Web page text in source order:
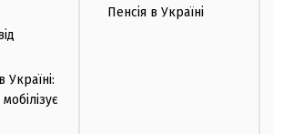
Україні:
Пенсія в Україні